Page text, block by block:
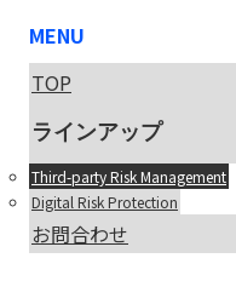
MENU
TOP
ラインアップ
Third-party Risk Management
Digital Risk Protection
お問合わせ